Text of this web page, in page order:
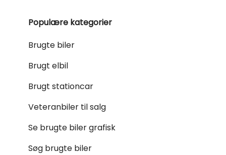
Populære kategorier
Brugte biler
Brugt elbil
Brugt stationcar
Veteranbiler til salg
Se brugte biler grafisk
Søg brugte biler